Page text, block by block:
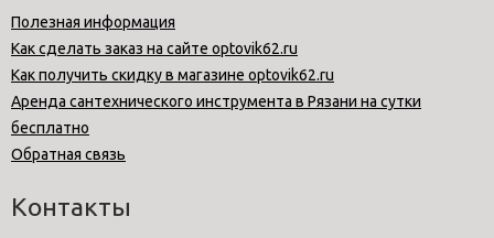
Полезная информация
Как сделать заказ на сайте optovik62.ru
Как получить скидку в магазине optovik62.ru
Аренда сантехнического инструмента в Рязани на сутки
бесплатно
Обратная связь
Контакты